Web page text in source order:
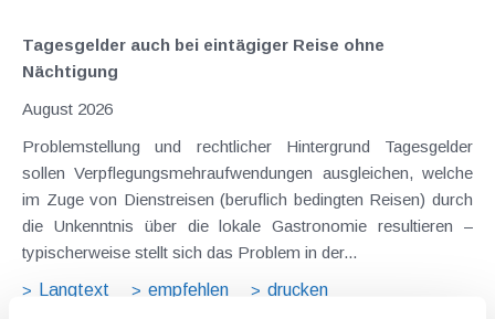
Tagesgelder auch bei eintägiger Reise ohne
Nächtigung
August 2026
Problemstellung und rechtlicher Hintergrund Tagesgelder
sollen Verpflegungsmehraufwendungen ausgleichen, welche
im Zuge von Dienstreisen (beruflich bedingten Reisen) durch
die Unkenntnis über die lokale Gastronomie resultieren –
typischerweise stellt sich das Problem in der...
Langtext
empfehlen drucken